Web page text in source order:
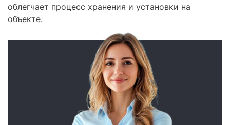
облегчает процесс хранения и установки на
объекте.